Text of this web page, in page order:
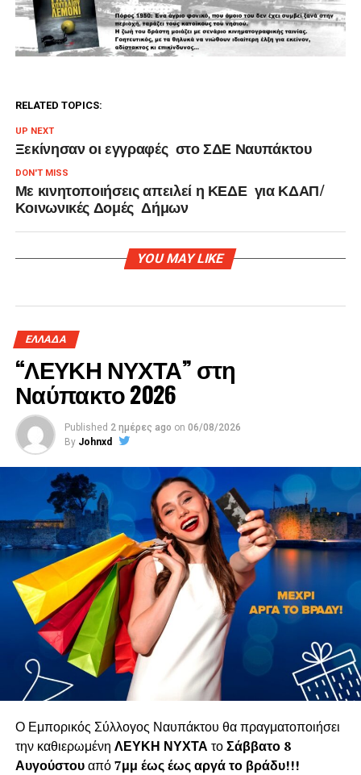
RELATED TOPICS:
UP NEXT
Ξεκίνησαν οι εγγραφές στο ΣΔΕ Ναυπάκτου
DON'T MISS
Με κινητοποιήσεις απειλεί η ΚΕΔΕ για ΚΔΑΠ/
Κοινωνικές Δομές Δήμων
YOU MAY LIKE
ΕΛΛΑΔΑ
“ΛΕΥΚΗ ΝΥΧΤΑ” στη
Ναύπακτο 2026
Published 2 ημέρες ago on 06/08/2026
By Johnxd
Ο Εμπορικός Σύλλογος Ναυπάκτου θα πραγματοποιήσει
την καθιερωμένη ΛΕΥΚΗ ΝΥΧΤΑ τοΣάββατο 8
Αυγούστουαπό7μμ έως έως αργά το βράδυ!!!